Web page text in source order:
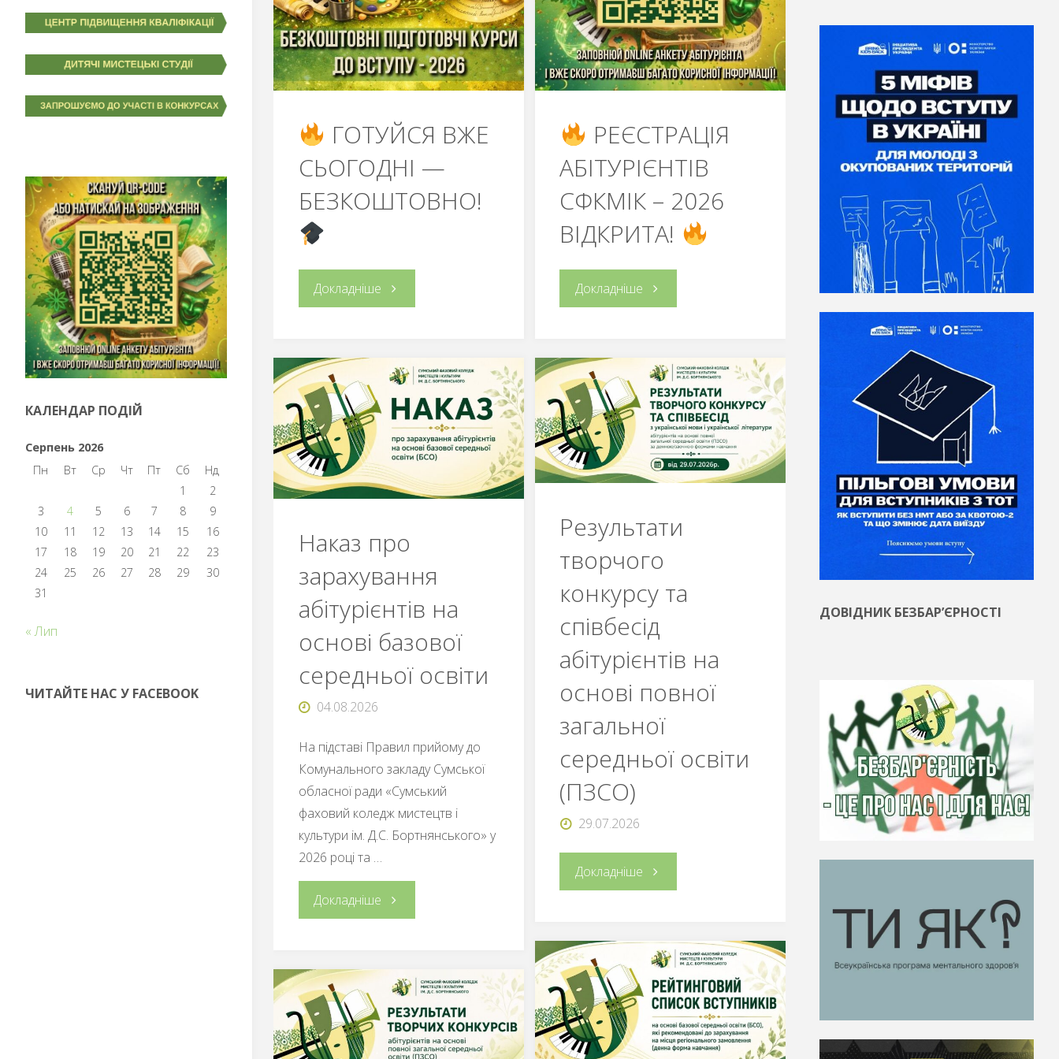
ГОТУЙСЯ ВЖЕ
СЬОГОДНІ —
БЕЗКОШТОВНО!
Докладніше
ГОТУЙСЯ
ВЖЕ
СЬОГОДНІ
—
”
РЕЄСТРАЦІЯ
АБІТУРІЄНТІВ
СФКМІК – 2026
ВІДКРИТА!
Докладніше“
РЕЄСТРАЦІЯ
АБІТУРІЄНТІВ
СФКМІК
–
ВІДКРИТА!
”
Наказ про
зарахування
абітурієнтів на
основі базової
середньої освіти
04.08.2026
На підставі Правил прийому до
Комунального закладу Сумської
обласної ради «Сумський
фаховий коледж мистецтв і
культури ім. Д.С. Бортнянського» у
2026 році та …
Докладніше "Наказ
зарахування
абітурієнтів
на
Результати
творчого
конкурсу та
співбесід
абітурієнтів на
основі повної
загальної
середньої освіти
(ПЗСО)
29.07.2026
Докладніше"Результати
конкурсу
та
співбесід
КАЛЕНДАР ПОДІЙ
Серпень 2026
Пн
Вт Ср Чт Пт Сб
Нд
1
2
3
4 5 6 7 8
9
10
11 12 13 14 15
16
17
18 19 20 21 22
23
24
25 26 27 28 29
30
31
« Лип
ЧИТАЙТЕ НАС У FACEBOOK
ДОВІДНИК БЕЗБАР’ЄРНОСТІ